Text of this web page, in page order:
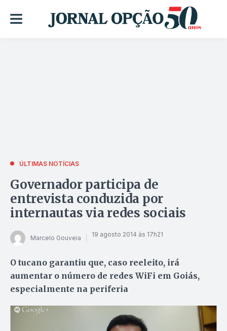
ÚLTIMAS NOTÍCIAS
Governador participa de
entrevista conduzida por
internautas via redes sociais
Marcelo Gouveia 19 agosto 2014 às 17h21
O tucano garantiu que, caso reeleito, irá
aumentar o número de redes WiFi em Goiás,
especialmente na periferia